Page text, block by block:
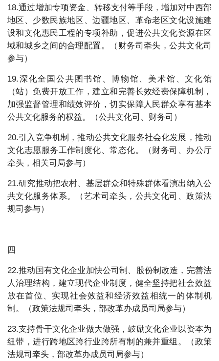
18.通过增加专项资金、转移支付等手段，增加对中西部
地区、少数民族地区、边疆地区、革命老区文化设施建
设和文化惠民工程的专项补助，促进公共文化资源在区
域和城乡之间的合理配置。（财务司牵头，公共文化司
参与）
19.深化全国公共图书馆、博物馆、美术馆、文化馆
（站）免费开放工作，建立和完善长效经费保障机制，
加强监督管理和绩效评价，切实保障人民群众享有基本
公共文化服务的权益。（公共文化司、财务司）
20.引入竞争机制，推动公共文化服务社会化发展，推动
文化志愿服务工作制度化、常态化。（财务司、办公厅
牵头，相关司局参与）
21.研究推动把农村、基层群众和特殊群体看演出纳入公
共文化服务体系。（艺术司牵头，公共文化司、政策法
规司参与）
四
22.推动国有文化企业加快公司制、股份制改造，完善法
人治理结构，建立现代企业制度，健全坚持把社会效益
放在首位、实现社会效益和经济效益相统一的体制机
制。（政策法规司牵头，部改革办成员司局参与）
23.支持骨干文化企业做大做强，鼓励文化企业以资本为
纽带，进行跨地区跨行业跨所有制的兼并重组。（政策
法规司牵头，部改革办成员司局参与）